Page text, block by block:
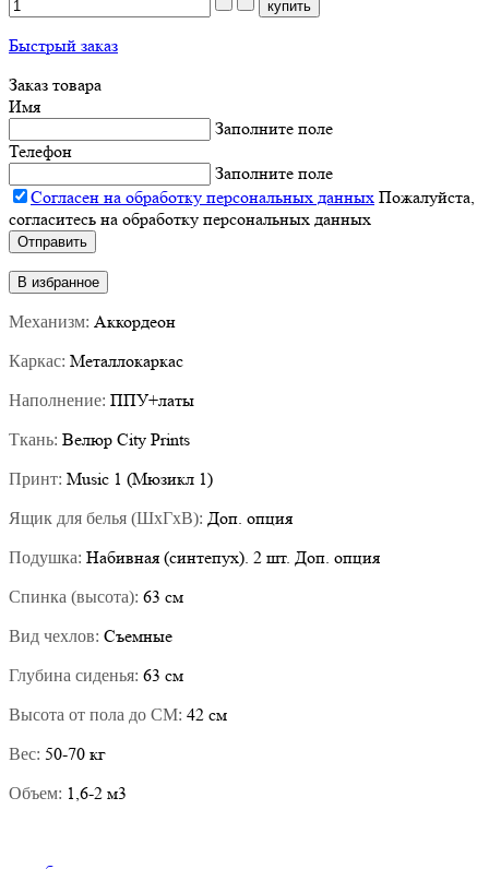
Быстрый заказ
Заказ товара
Имя
Заполните поле
Телефон
Заполните поле
Согласен на обработку персональных данных Пожалуйста,
согласитесь на обработку персональных данных
В избранное
Механизм: Аккордеон
Каркас: Металлокаркас
Наполнение: ППУ+латы
Ткань: Велюр City Prints
Принт: Music 1 (Мюзикл 1)
Ящик для белья (ШхГхВ): Доп. опция
Подушка: Набивная (синтепух). 2 шт. Доп. опция
Спинка (высота): 63 см
Вид чехлов: Съемные
Глубина сиденья: 63 см
Высота от пола до СМ: 42 см
Вес: 50-70 кг
Объем: 1,6-2 м3